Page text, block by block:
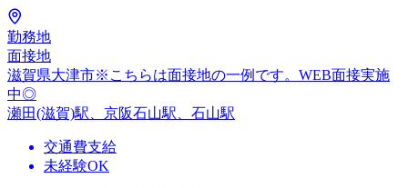
勤務地
面接地
滋賀県大津市※こちらは面接地の一例です。WEB面接実施
中◎
瀬田(滋賀)駅、京阪石山駅、石山駅
交通費支給
未経験OK